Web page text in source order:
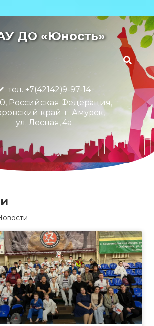
ДО «Юность»
тел. +7(42142)9-97-14
Российская Федерация,
край, г. Амурск,
ул. Лесная, 4а